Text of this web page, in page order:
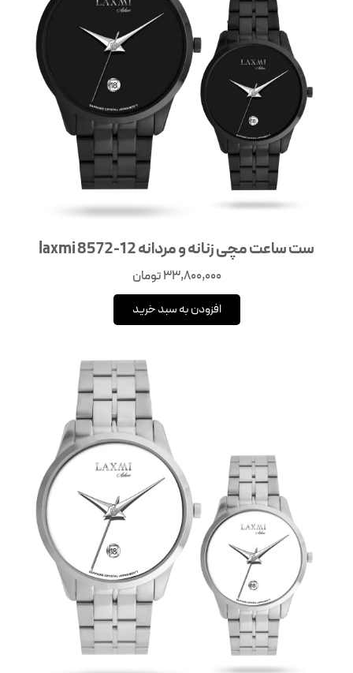
ست ساعت مچی زنانه و مردانه laxmi 8572-12
33,800,000تومان
افزودن به سبد خرید